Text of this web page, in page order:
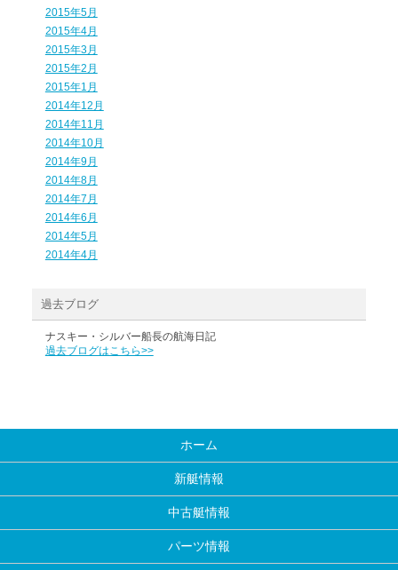
2015年5月
2015年4月
2015年3月
2015年2月
2015年1月
2014年12月
2014年11月
2014年10月
2014年9月
2014年8月
2014年7月
2014年6月
2014年5月
2014年4月
過去ブログ
ナスキー・シルバー船長の航海日記
過去ブログはこちら>>
ホーム
新艇情報
中古艇情報
パーツ情報